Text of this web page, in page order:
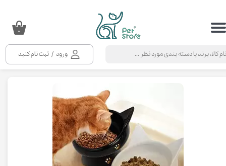
ورود / ثبت نام کنید
حساب کاربری من
۰